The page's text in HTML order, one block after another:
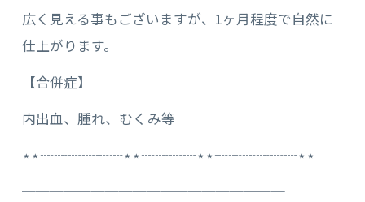
広く見える事もございますが、1ヶ月程度で自然に
仕上がります。
【合併症】
内出血、腫れ、むくみ等
⋆⋆┈┈┈┈┈┈⋆⋆┈┈┈┈⋆⋆┈┈┈┈┈┈⋆⋆
───────────────────